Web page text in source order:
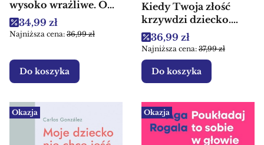
wysoko wrażliwe. O
rodzicielstwie na
wysokich obrotach -
Cena promocyjna
34,99 zł
Najniższa cena: 36,99 zł
Do koszyka
Kiedy Twoja złość
krzywdzi dziecko.
Poradnik dla rodziców
Cena promocyjna
36,99 zł
Najniższa cena: 37,99 zł
Do koszyka
Okazja Okazja